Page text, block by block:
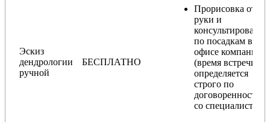
Эскиз
дендрологии
ручной
БЕСПЛАТНО
Прорисовка от
руки и
консультирование
по посадкам в
офисе компании
(время встречи
определяется
строго по
договоренности
со специалистом)